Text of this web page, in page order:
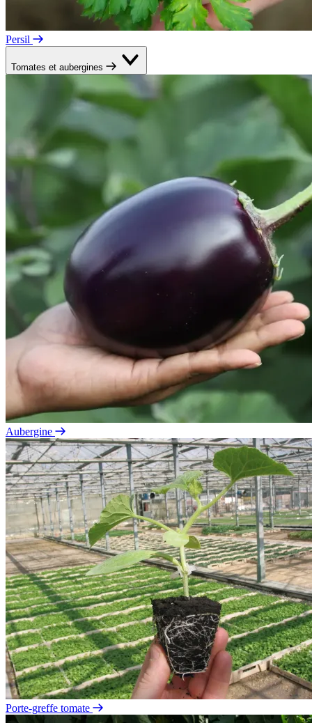
Persil
Tomates et aubergines
Aubergine
Porte-greffe tomate